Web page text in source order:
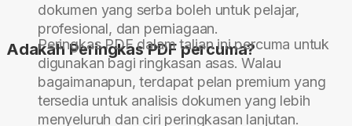
dokumen yang serba boleh untuk pelajar,
profesional, dan perniagaan.
Adakah Peringkas PDF percuma?
Peringkas PDF dalam talian ini percuma untuk
digunakan bagi ringkasan asas. Walau
bagaimanapun, terdapat pelan premium yang
tersedia untuk analisis dokumen yang lebih
menyeluruh dan ciri peringkasan lanjutan.